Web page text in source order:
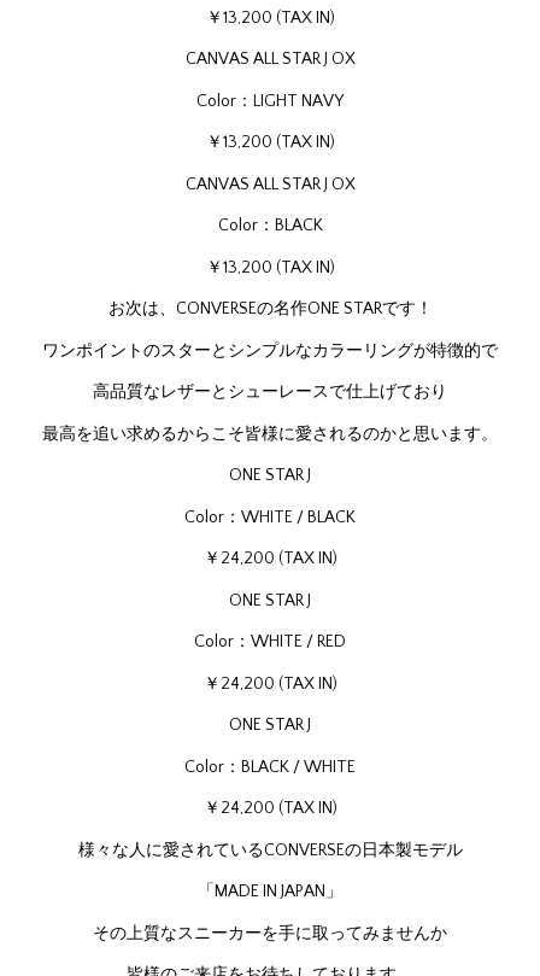
￥13,200 (TAX IN)
CANVAS ALL STAR J OX
Color：LIGHT NAVY
￥13,200 (TAX IN)
CANVAS ALL STAR J OX
Color：BLACK
￥13,200 (TAX IN)
お次は、CONVERSEの名作ONE STARです！
ワンポイントのスターとシンプルなカラーリングが特徴的で
高品質なレザーとシューレースで仕上げており
最高を追い求めるからこそ皆様に愛されるのかと思います。
ONE STAR J
Color：WHITE / BLACK
￥24,200 (TAX IN)
ONE STAR J
Color：WHITE / RED
￥24,200 (TAX IN)
ONE STAR J
Color：BLACK / WHITE
￥24,200 (TAX IN)
様々な人に愛されているCONVERSEの日本製モデル
「MADE IN JAPAN」
その上質なスニーカーを手に取ってみませんか